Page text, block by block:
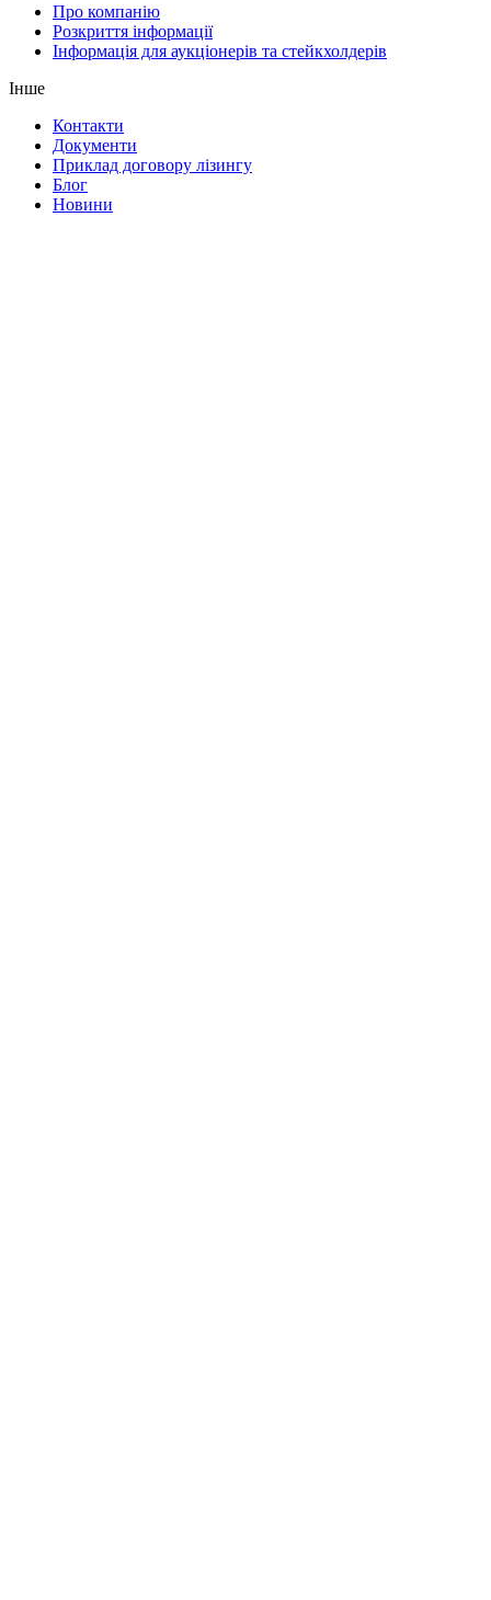
Про компанію
Розкриття інформації
Інформація для аукціонерів та стейкхолдерів
Інше
Контакти
Документи
Приклад договору лізингу
Блог
Новини